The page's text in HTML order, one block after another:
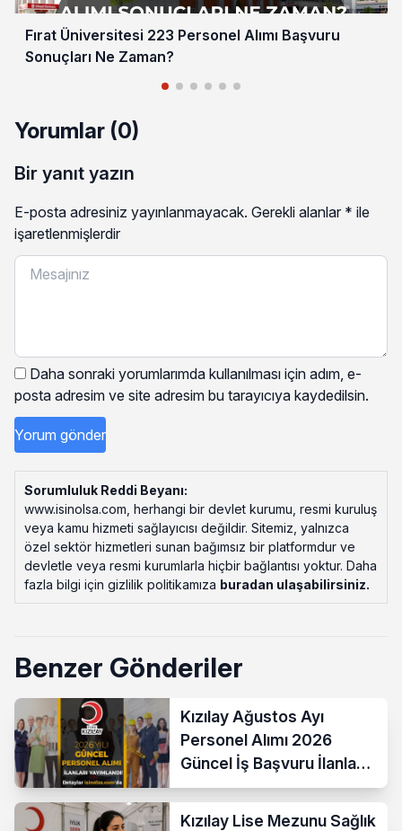
Fırat Üniversitesi 223 Personel Alımı Başvuru
Sonuçları Ne Zaman?
Yorumlar (0)
Bir yanıt yazın
E-posta adresiniz yayınlanmayacak. Gerekli alanlar * ile
işaretlenmişlerdir
Daha sonraki yorumlarımda kullanılması için adım, e-
posta adresim ve site adresim bu tarayıcıya kaydedilsin.
Sorumluluk Reddi Beyanı:
www.isinolsa.com, herhangi bir devlet kurumu, resmi kuruluş
veya kamu hizmeti sağlayıcısı değildir. Sitemiz, yalnızca
özel sektör hizmetleri sunan bağımsız bir platformdur ve
devletle veya resmi kurumlarla hiçbir bağlantısı yoktur. Daha
fazla bilgi için gizlilik politikamıza buradan ulaşabilirsiniz.
Benzer Gönderiler
Kızılay Ağustos Ayı
Personel Alımı 2026
Güncel İş Başvuru İlanları
Yayımladı!
Kızılay Lise Mezunu Sağlık